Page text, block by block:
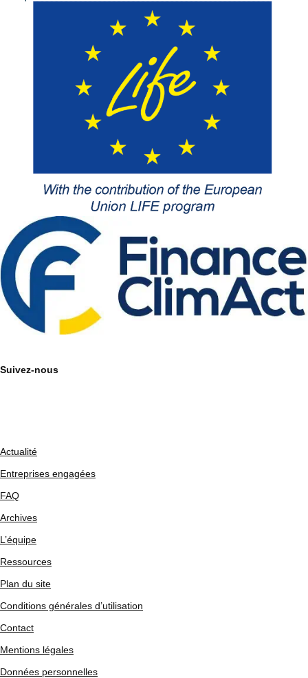
Suivez-nous
Actualité
Entreprises engagées
FAQ
Archives
L’équipe
Ressources
Plan du site
Conditions générales d’utilisation
Contact
Mentions légales
Données personnelles